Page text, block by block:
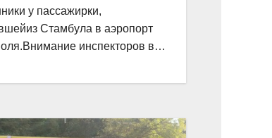
у пассажирки,
Стамбула в аэропорт
инспекторов в…